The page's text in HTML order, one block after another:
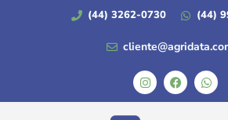
(44) 3262-0730 (44)